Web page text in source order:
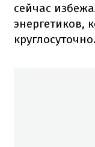
сейчас
энергетиков,
круглосуточно.